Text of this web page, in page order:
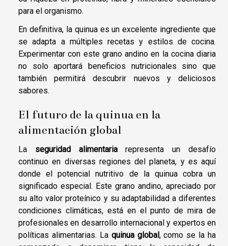
para el organismo.
En definitiva, la quinua es un excelente ingrediente que
se adapta a múltiples recetas y estilos de cocina.
Experimentar con este grano andino en la cocina diaria
no solo aportará beneficios nutricionales sino que
también permitirá descubrir nuevos y deliciosos
sabores.
El futuro de la quinua en la
alimentación global
La seguridad alimentariarepresenta un desafío
continuo en diversas regiones del planeta, y es aquí
donde el potencial nutritivo de la quinua cobra un
significado especial. Este grano andino, apreciado por
su alto valor proteínico y su adaptabilidad a diferentes
condiciones climáticas, está en el punto de mira de
profesionales en desarrollo internacional y expertos en
políticas alimentarias. La quinua global, como se la ha